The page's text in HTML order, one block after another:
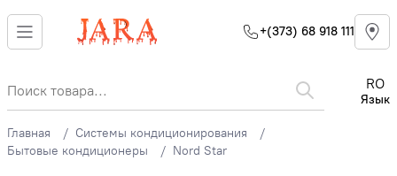
+(373) 68 918 111
RO
Язык
Главная
Системы кондиционирования
Бытовые кондиционеры
Nord Star